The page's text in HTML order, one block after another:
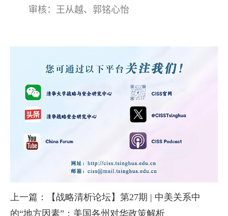
审核：王从越、郭铭心怡
上一篇：【战略清析论坛】第27期 | 中美关系中
的“地方因素”：美国各州对华政策解析